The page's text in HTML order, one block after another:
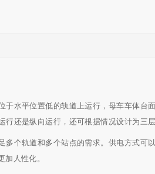
水平位置低的轨道上运行，母车车体台
还是纵向运行，还可根据情况设计为三层
个轨道和多个站点的需求。供电方式可
人性化。